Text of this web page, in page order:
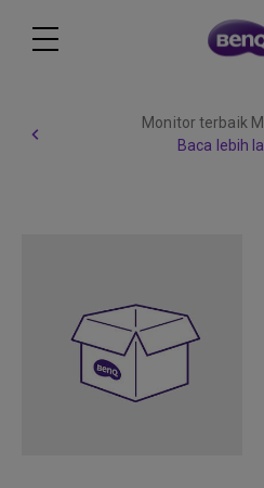
Monitor terbaik Mac® Anda
Baca lebih lanjut